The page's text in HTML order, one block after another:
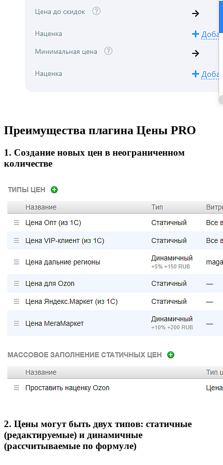
Преимущества плагина Цены PRO
1. Создание новых цен в неограниченном
количестве
2. Цены могут быть двух типов: статичные
(редактируемые) и динамичные
(рассчитываемые по формуле)